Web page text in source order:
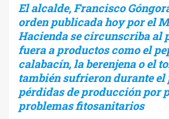
El alcalde, Francisco
orden publicada hoy por el
Hacienda se circunscriba al
fuera a productos como el
calabacín, la berenjena o el
también sufrieron durante el
pérdidas de producción por
problemas fitosanitarios